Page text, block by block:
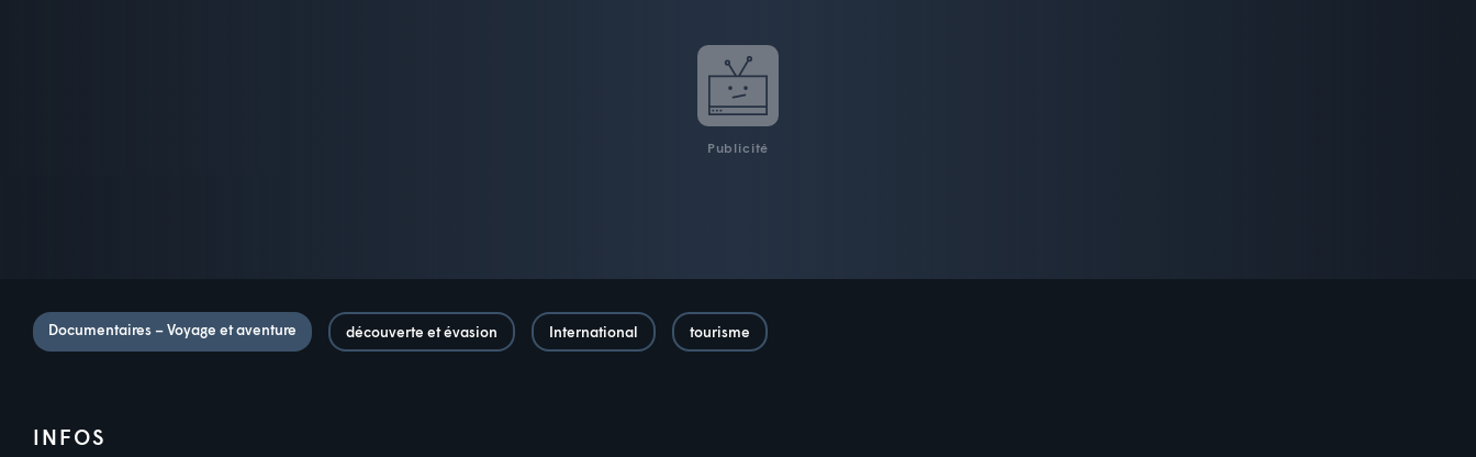
Publicité
Documentaires – Voyage et aventure découverte et évasion International tourisme
INFOS